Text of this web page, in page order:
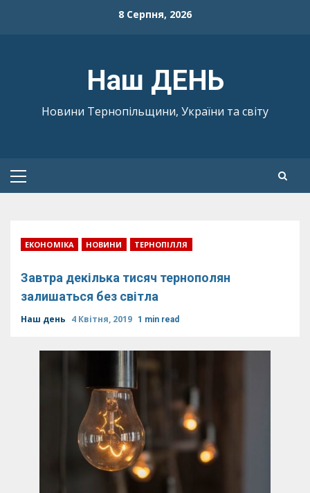
8 Серпня, 2026
Наш ДЕНЬ
Новини Тернопільщини, України та світу
Primary
ЕКОНОМІКА НОВИНИ ТЕРНОПІЛЛЯ
Завтра декілька тисяч тернополян
залишаться без світла
Наш день 4 Квітня, 2019 1 min read